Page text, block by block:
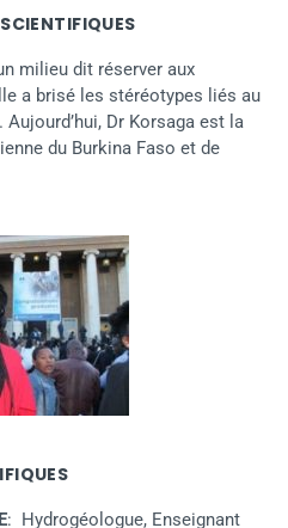
milieu dit réserver aux
a brisé les stéréotypes liés au
Dr Korsaga est la
du Burkina Faso et de
: Hydrogéologue, Enseignant